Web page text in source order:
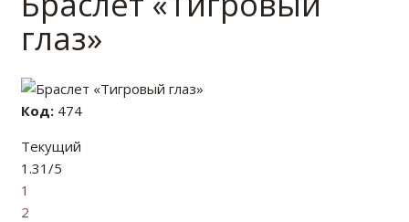
глаз»
Код:474
Текущий
1.31/5
1
2